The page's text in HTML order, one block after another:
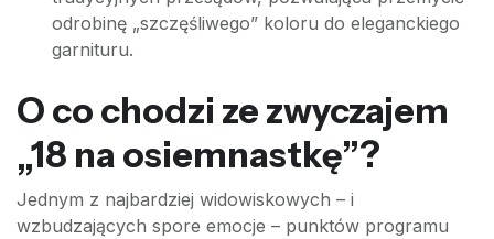
odrobinę „szczęśliwego” koloru do eleganckiego
garnituru.
O co chodzi ze zwyczajem
„18 na osiemnastkę”?
Jednym z najbardziej widowiskowych – i
wzbudzających spore emocje – punktów programu